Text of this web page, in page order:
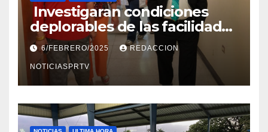
Investigaran condiciones
deplorables de las facilidades
el Departamento de la Salud
en Mayagüez
6/FEBRERO/2025 REDACCION
NOTICIASPRTV